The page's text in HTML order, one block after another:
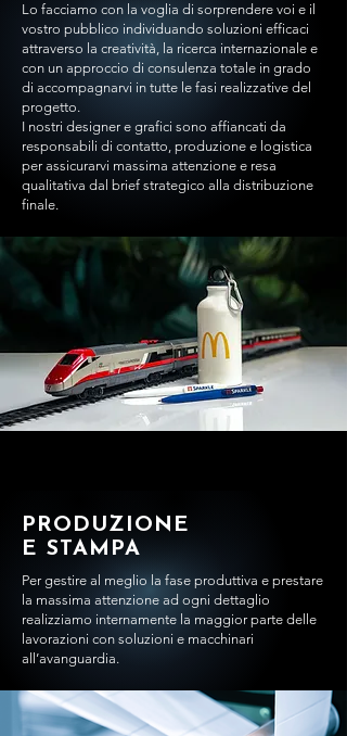
Lo facciamo con la voglia di sorprendere voi e il
vostro pubblico individuando soluzioni efficaci
attraverso la creatività, la ricerca internazionale e
con un approccio di consulenza totale in grado
di accompagnarvi in tutte le fasi realizzative del
progetto.
I nostri designer e grafici sono affiancati da
responsabili di contatto, produzione e logistica
per assicurarvi massima attenzione e resa
qualitativa dal brief strategico alla distribuzione
finale.
PRODUZIONE
E STAMPA
Per gestire al meglio la fase produttiva e prestare
la massima attenzione ad ogni dettaglio
realizziamo internamente la maggior parte delle
lavorazioni con soluzioni e macchinari
all’avanguardia.